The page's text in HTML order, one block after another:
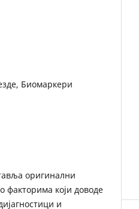
Биомаркери
оригинални
факторима који доводе
и